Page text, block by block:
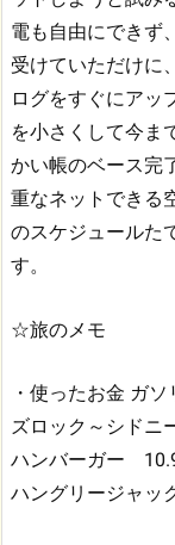
電も自由にできず
受けていただけに
ログをすぐにアッ
を小さくして今ま
かい帳のベース完
重なネットできる
のスケジュールた
す。
☆旅のメモ
・使ったお金 ガ
ズロック～シドニ
ハンバーガー
ハングリージャッ